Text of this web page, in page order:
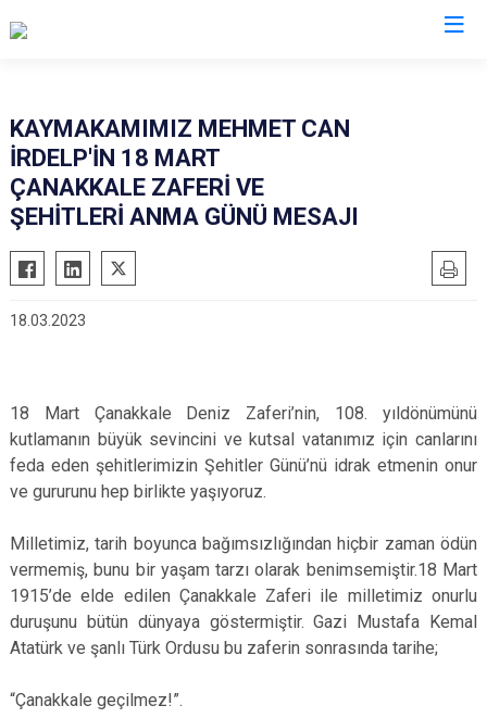
Adaklı
Genç
Kiğı
KAYMAKAMIMIZ MEHMET CAN
İRDELP'İN 18 MART
ÇANAKKALE ZAFERİ VE
ŞEHİTLERİ ANMA GÜNÜ MESAJI
18.03.2023
18 Mart Çanakkale Deniz Zaferi’nin, 108. yıldönümünü
kutlamanın büyük sevincini ve kutsal vatanımız için canlarını
feda eden şehitlerimizin Şehitler Günü’nü idrak etmenin onur
ve gururunu hep birlikte yaşıyoruz.
Milletimiz, tarih boyunca bağımsızlığından hiçbir zaman ödün
vermemiş, bunu bir yaşam tarzı olarak benimsemiştir.18 Mart
1915’de elde edilen Çanakkale Zaferi ile milletimiz onurlu
duruşunu bütün dünyaya göstermiştir. Gazi Mustafa Kemal
Atatürk ve şanlı Türk Ordusu bu zaferin sonrasında tarihe;
“Çanakkale geçilmez!”.